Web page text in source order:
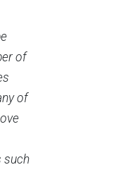
of
of
such